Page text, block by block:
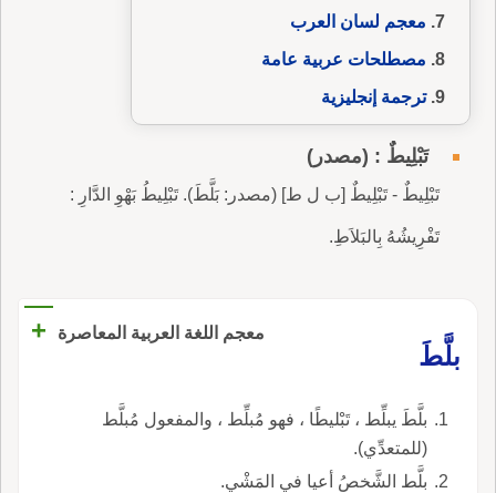
معجم لسان العرب
مصطلحات عربية عامة
ترجمة إنجليزية
تَبْلِيطٌ : (مصدر)
تَبْلِيطٌ - تَبْلِيطٌ [ب ل ط] (مصدر: بَلَّطَ). تَبْلِيطُ بَهْوِ الدَّارِ :
تَفْرِيشُهُ بِالبَلاَطِ.
معجم اللغة العربية المعاصرة
+
بلَّطَ
بلَّطَ يبلِّط ، تَبْليطًا ، فهو مُبلِّط ، والمفعول مُبلَّط
(للمتعدِّي).
بلَّط الشَّخصُ أعيا في المَشْي.